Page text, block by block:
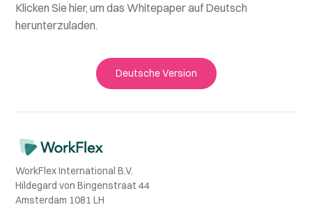
Klicken Sie hier, um das Whitepaper auf Deutsch
herunterzuladen.
Deutsche Version
WorkFlex International B.V.
Hildegard von Bingenstraat 44
Amsterdam 1081 LH